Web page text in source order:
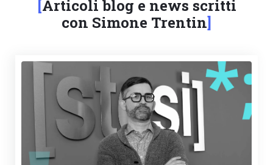
Articoli blog e news scritti
con Simone Trentin